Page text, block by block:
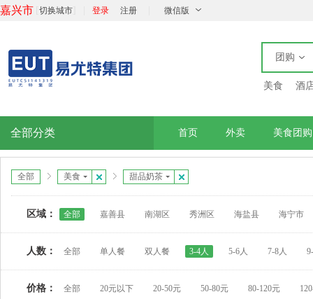
嘉兴市 切换城市 登录 注册 微信版
团购
美食 酒
全部分类 首页 外卖 美食团购
全部 美食 甜品奶茶
区域： 全部 嘉善县 南湖区 秀洲区 海盐县 海宁市
人数： 全部 单人餐 双人餐 3-4人 5-6人 7-8人
价格： 全部 20元以下 20-50元 50-80元 80-120元